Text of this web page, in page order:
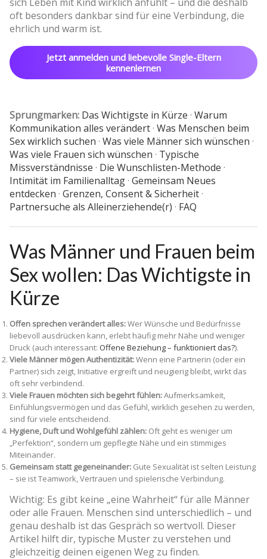
oft besonders dankbar sind für eine Verbindung, die
ehrlich und warm ist.
Jetzt anmelden und liebevolle Single-Eltern
kennenlernen
Sprungmarken: Das Wichtigste in Kürze · Warum
Kommunikation alles verändert· Was Menschen beim
Sex wirklich suchen · Was viele Männer sich wünschen ·
Was viele Frauen sich wünschen · Typische
Missverständnisse · Die Wunschlisten-Methode ·
Intimität im Familienalltag· Gemeinsam Neues
entdecken · Grenzen, Consent & Sicherheit·
Partnersuche als Alleinerziehende(r) · FAQ
Was Männer und Frauen beim
Sex wollen: Das Wichtigste in
Kürze
Offen sprechen verändert alles:Wer Wünsche und Bedürfnisse
liebevoll ausdrücken kann, erlebt häufig mehr Nähe und weniger
Druck (auch interessant: Offene Beziehung – funktioniert das?).
Viele Männer mögen Authentizität:Wenn eine Partnerin (oder ein
Partner) sich zeigt, Initiative ergreift und neugierig bleibt, wirkt das
oft sehr verbindend.
Viele Frauen möchten sich begehrt fühlen:Aufmerksamkeit,
Einfühlungsvermögen und das Gefühl, wirklich gesehen zu werden,
sind für viele entscheidend.
Hygiene, Duft und Wohlgefühl zählen: Oft geht es weniger um
„Perfektion“, sondern um gepflegte Nähe und ein stimmiges
Miteinander.
Gemeinsam statt gegeneinander: Gute Sexualität ist selten Leistung
– sie ist Teamwork, Vertrauen und spielerische Verbindung.
Wichtig: Es gibt keine „eine Wahrheit“ für alle Männer
oder alle Frauen. Menschen sind unterschiedlich – und
genau deshalb ist das Gespräch so wertvoll. Dieser
Artikel hilft dir, typische Muster zu verstehen und
gleichzeitig deinen eigenen Weg zu finden.